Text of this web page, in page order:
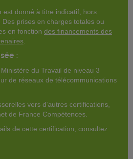
est donné à titre indicatif, hors
prises en charges totales ou
en fonction des financements des
:
du Travail de niveau 3
de réseaux de télécommunications
vers d'autres certifications,
de France Compétences.
de cette certification, consultez